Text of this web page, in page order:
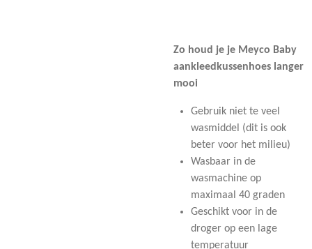
Zo houd je je Meyco Baby
aankleedkussenhoes langer
mooi
Gebruik niet te veel
wasmiddel (dit is ook
beter voor het milieu)
Wasbaar in de
wasmachine op
maximaal 40 graden
Geschikt voor in de
droger op een lage
temperatuur